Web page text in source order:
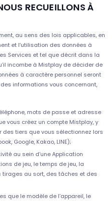
RECUEILLONS À
au sens des lois applicables, en
et l’utilisation des données à
Services et tel que décrit dans la
incombe à Mistplay de décider de
à caractère personnel seront
informations vous concernant,
mots de passe et adresse
vous créez un compte Mistplay, y
tiers que vous sélectionnez lors
Google, Kakao, LINE);
au sein d’une Application
de jeu, le temps de jeu, la
au sort, des tâches et des
que le modèle de l’appareil, le